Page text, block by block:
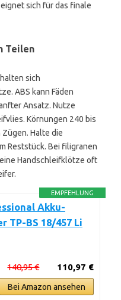
sich für das finale
Teilen
sich
ABS kann Fäden
Ansatz. Nutze
Körnungen 240 bis
Halte die
Reststück. Bei filigranen
Handschleifklötze oft
EMPFEHLUNG
Akku-
TP-BS 18/457 Li
110,97 €
140,95 €
Bei Amazon ansehen